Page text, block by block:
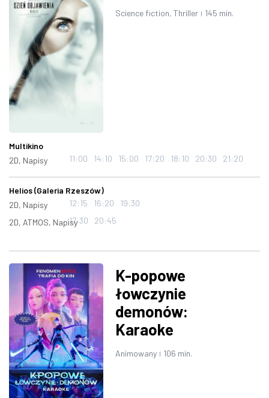
Science fiction, Thriller | 145 min.
Multikino
2D, Napisy
11:00 14:10 15:00 17:20 18:10 20:30 21:20
Helios (Galeria Rzeszów)
2D, Napisy
12:15 16:20
19:30
2D, ATMOS, Napisy17:30 20:45
K-popowe
łowczynie
demonów:
Karaoke
Animowany | 106 min.